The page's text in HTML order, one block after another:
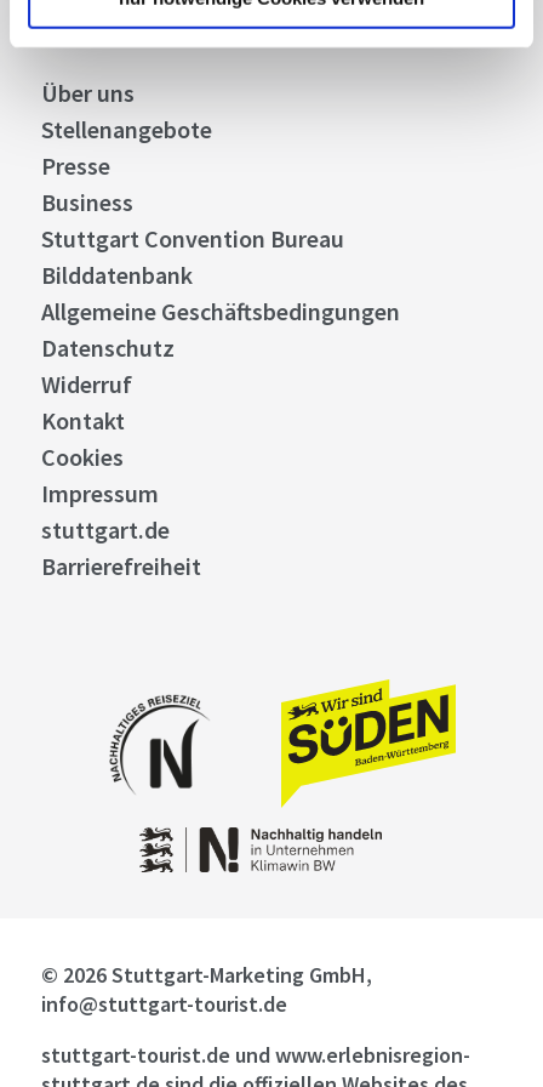
Über uns
Stellenangebote
Presse
Business
Stuttgart Convention Bureau
Bilddatenbank
Allgemeine Geschäftsbedingungen
Datenschutz
Widerruf
Kontakt
Cookies
Impressum
stuttgart.de
Barrierefreiheit
© 2026 Stuttgart-Marketing GmbH,
info@stuttgart-tourist.de
stuttgart-tourist.de und www.erlebnisregion-